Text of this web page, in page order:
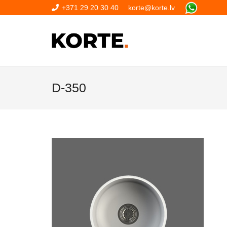
+371 29 20 30 40 korte@korte.lv
D-350